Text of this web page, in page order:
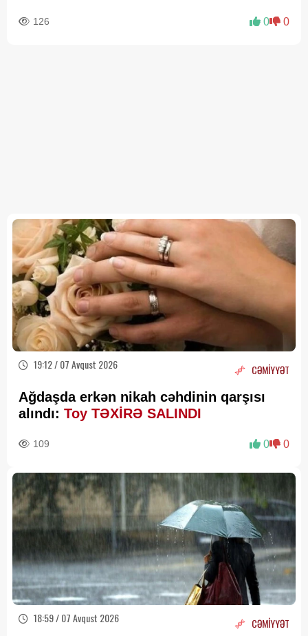
126 0 0
19:12 / 07 Avqust 2026 CƏMİYYƏT
Ağdaşda erkən nikah cəhdinin qarşısı
alındı: Toy TƏXİRƏ SALINDI
109 0 0
18:59 / 07 Avqust 2026 CƏMİYYƏT